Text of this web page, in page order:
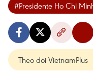
#Presidente Ho Chi
Theo dõi VietnamPlus